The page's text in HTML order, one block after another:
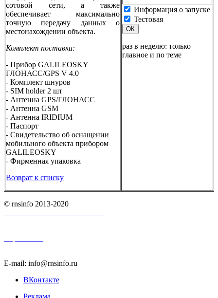
сотовой сети, а также
обеспечивает максимально
точную передачу данных о
местонахождении объекта.
Комплект поставки:
- Прибор GALILEOSKY
ГЛОНАСС/GPS V 4.0
- Комплект шнуров
- SIM holder 2 шт
- Антенна GPS/ГЛОНАСС
- Антенна GSM
- Антенна IRIDIUM
- Паспорт
- Свидетельство об оснащении
мобильного объекта прибором
GALILEOSKY
- Фирменная упаковка
Возврат к списку
Информация о запуске
Тестовая
ОК
раз в неделю: только
главное и по теме
© rnsinfo 2013-2020
E-mail: info@rnsinfo.ru
ВКонтакте
Реклама